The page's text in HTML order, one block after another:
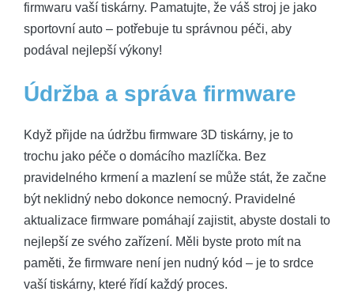
firmwaru vaší tiskárny. Pamatujte, že váš stroj je jako
sportovní auto – potřebuje tu správnou péči, aby
podával nejlepší výkony!
Údržba a správa firmware
Když přijde na údržbu firmware 3D tiskárny, je to
trochu jako péče o domácího mazlíčka. Bez
pravidelného krmení a mazlení se může stát, že začne
být neklidný nebo dokonce nemocný. Pravidelné
aktualizace firmware pomáhají zajistit, abyste dostali to
nejlepší ze svého zařízení. Měli byste proto mít na
paměti, že firmware není jen nudný kód – je to srdce
vaší tiskárny, které řídí každý proces.